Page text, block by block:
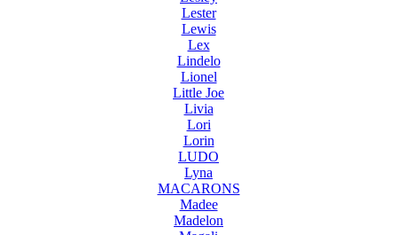
Lester
Lewis
Lex
Lindelo
Lionel
Little Joe
Livia
Lori
Lorin
LUDO
Lyna
MACARONS
Madee
Madelon